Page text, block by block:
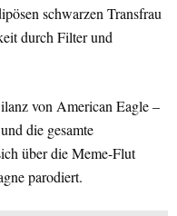
schwarzen Transfrau
durch Filter und
von American Eagle –
die gesamte
über die Meme-Flut
parodiert.